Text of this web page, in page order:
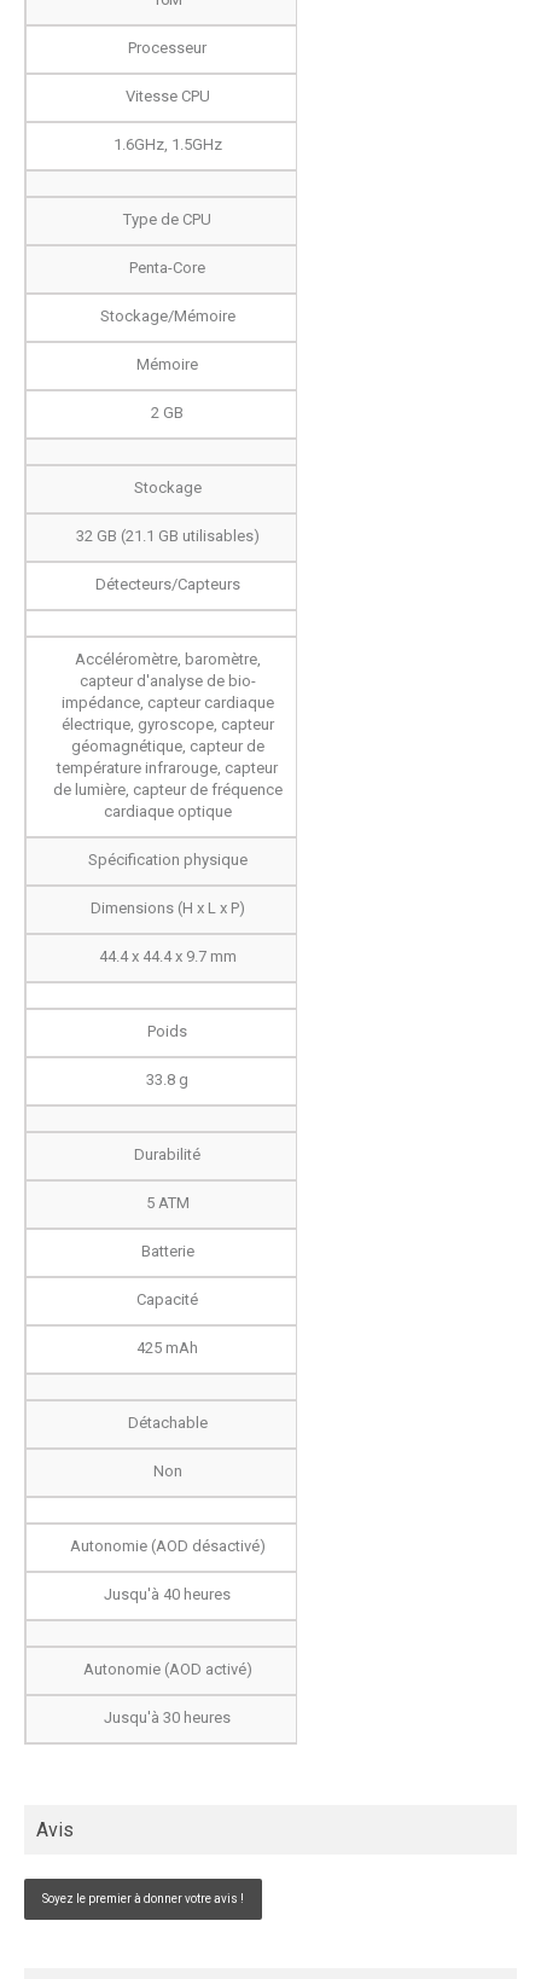
Processeur
Vitesse CPU
1.6GHz, 1.5GHz
Type de CPU
Penta-Core
Stockage/Mémoire
Mémoire
2 GB
Stockage
32 GB (21.1 GB utilisables)
Détecteurs/Capteurs
Accéléromètre, baromètre,
capteur d'analyse de bio-
impédance, capteur cardiaque
électrique, gyroscope, capteur
géomagnétique, capteur de
température infrarouge, capteur
de lumière, capteur de fréquence
cardiaque optique
Spécification physique
Dimensions (H x L x P)
44.4 x 44.4 x 9.7 mm
Poids
33.8 g
Durabilité
5 ATM
Batterie
Capacité
425 mAh
Détachable
Non
Autonomie (AOD désactivé)
Jusqu'à 40 heures
Autonomie (AOD activé)
Jusqu'à 30 heures
Avis
Soyez le premier à donner votre avis !